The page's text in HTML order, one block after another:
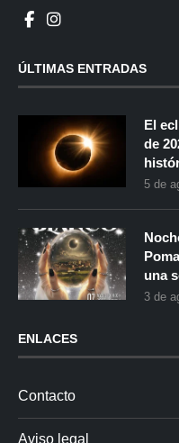
ÚLTIMAS ENTRADAS
El
de
5 de
una
3 de
ENLACES
Contacto
Aviso legal